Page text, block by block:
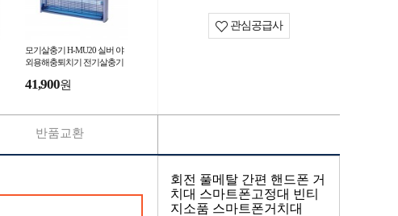
모기살충기 H-MU20 실버 야
외용해충퇴치기 전기살충기
41,900원
관심공급사
반품교환
회전 풀메탈 간편 핸드폰 거
치대 스마트폰고정대 빈티
지소품 스마트폰거치대